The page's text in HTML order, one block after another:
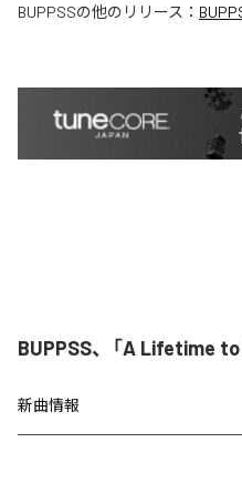
BUPPSSの他のリリース：
BUPPSS、「A Lifetime
新曲情報